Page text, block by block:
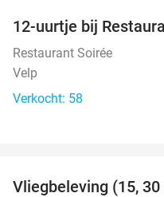
12-uurtje bij
Restaurant Soirée
Velp
Verkocht: 58
Vliegbeleving (15,